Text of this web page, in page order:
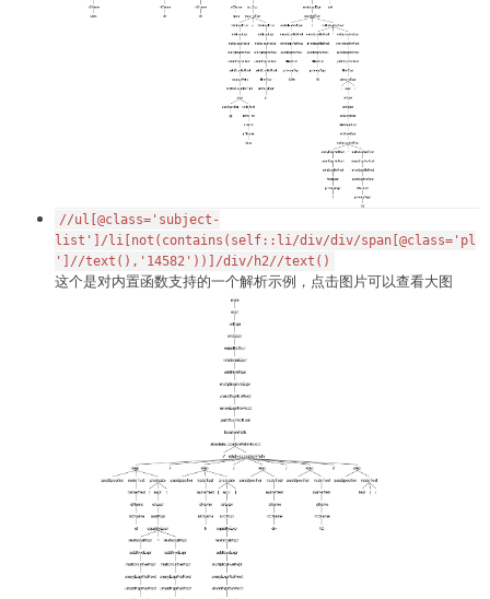
//ul[@class='subject-
list']/li[not(contains(self::li/div/div/span[@class='pl
']//text(),'14582'))]/div/h2//text()
这个是对内置函数支持的一个解析示例，点击图片可以查看大图